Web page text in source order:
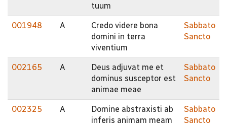
tuum
001948 A
Credo videre bona
domini in terra
viventium
Sabbato
Sancto
002165 A
Deus adjuvat me et
dominus susceptor est
animae meae
Sabbato
Sancto
002325 A
Domine abstraxisti ab
inferis animam meam
Sabbato
Sancto